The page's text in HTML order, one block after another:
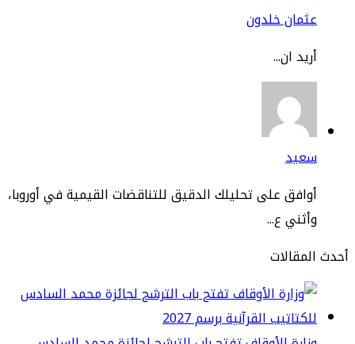
خلدون
على تحليلك الدقيق للتناقضات القيمية في أوروبا،
ع...